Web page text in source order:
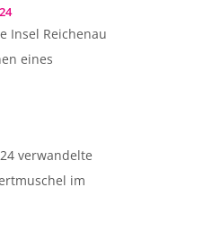
Insel Reichenau
eines
verwandelte
im